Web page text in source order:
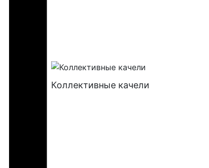
Коллективные качели